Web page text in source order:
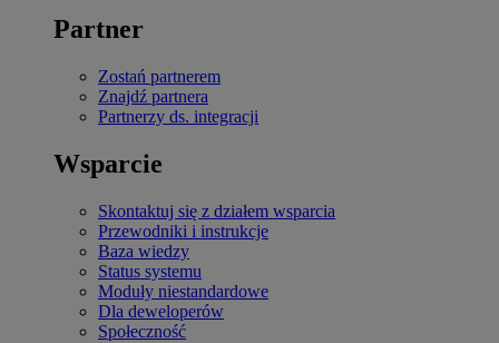
Partner
Zostań partnerem
Znajdź partnera
Partnerzy ds. integracji
Wsparcie
Skontaktuj się z działem wsparcia
Przewodniki i instrukcje
Baza wiedzy
Status systemu
Moduły niestandardowe
Dla deweloperów
Społeczność